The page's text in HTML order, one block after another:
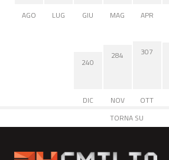
AGO
LUG GIU MAG APR
240
DIC
284
NOV
307
OTT
TORNA SU